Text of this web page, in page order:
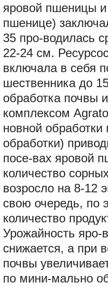
яровой пшеницы
пшенице)
35 про-водилась
22-24 см.
включала в себя
шественника до
обработка почвы
комплексом
новной
обработки)
посе-вах яровой
количество
возросло на 8-12
свою очередь, по
количество
Урожайность яро-
снижается, а при
почвы
по мини-мально